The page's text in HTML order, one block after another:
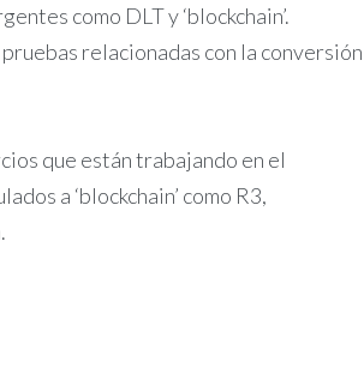
como DLT y ‘blockchain’.
relacionadas con la conversión
que están trabajando en el
a ‘blockchain’ como R3,